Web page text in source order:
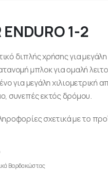
1-2
διπλής χρήσης για
μπλοκ για ομαλή
για μεγάλη χιλιομετρική
συνεπές εκτός δρόμου.
σχετικά με το
Βαρδακώστας